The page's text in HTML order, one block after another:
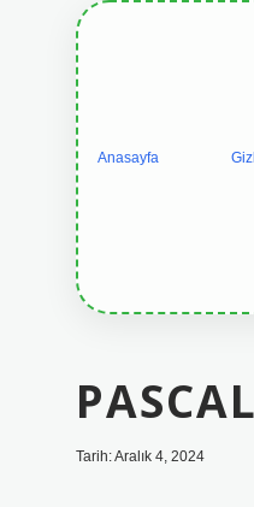
Anasayfa
Tarih: Aralık 4, 2024